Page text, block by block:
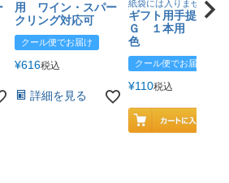
用 ワイン・スパー
クリング対応可
クール便でお届け
¥616税込
詳細を見る
紙袋には入りません
ギフト用手提げＢ
Ｇ １本用 エン
色
クール便でお届け
¥110税込